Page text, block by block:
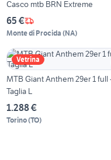
Casco mtb BRN Extreme
65 €
Monte di Procida (NA)
Vetrina
MTB Giant Anthem 29er 1 full -
Taglia L
1.288 €
Torino(TO)